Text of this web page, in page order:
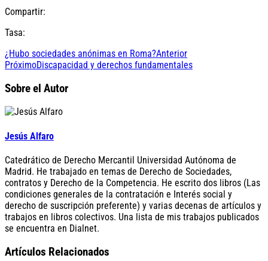
Compartir:
Tasa:
¿Hubo sociedades anónimas en Roma?Anterior
PróximoDiscapacidad y derechos fundamentales
Sobre el Autor
Jesús Alfaro
Catedrático de Derecho Mercantil Universidad Autónoma de
Madrid. He trabajado en temas de Derecho de Sociedades,
contratos y Derecho de la Competencia. He escrito dos libros (Las
condiciones generales de la contratación e Interés social y
derecho de suscripción preferente) y varias decenas de artículos y
trabajos en libros colectivos. Una lista de mis trabajos publicados
se encuentra en Dialnet.
Artículos Relacionados